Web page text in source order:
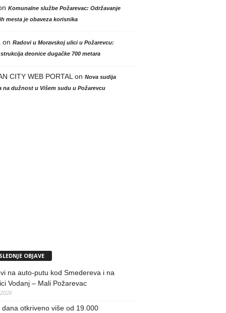
Komunalne službe Požarevac: Održavanje
mesta je obaveza korisnika
on Radovi u Moravskoj ulici u Požarevcu:
deonice dugačke 700 metara
CITY WEB PORTAL on Nova sudija
na dužnost u Višem sudu u Požarevcu
OBJAVE
na auto-putu kod Smedereva i na
Vodanj – Mali Požarevac
dana otkriveno više od 19.000